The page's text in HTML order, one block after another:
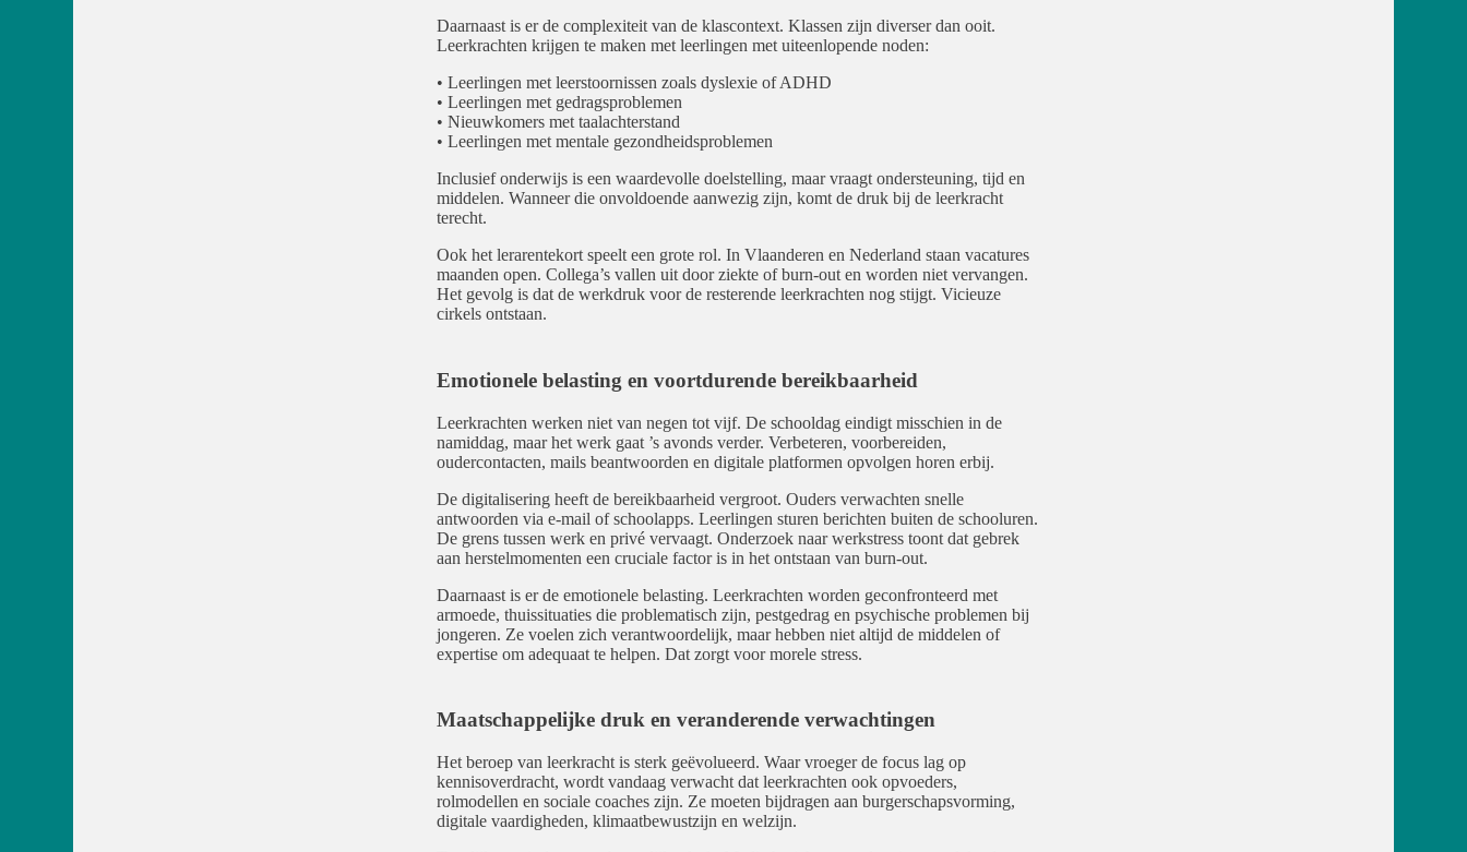
Daarnaast is er de complexiteit van de klascontext. Klassen zijn diverser dan ooit.
Leerkrachten krijgen te maken met leerlingen met uiteenlopende noden:
• Leerlingen met leerstoornissen zoals dyslexie of ADHD
• Leerlingen met gedragsproblemen
• Nieuwkomers met taalachterstand
• Leerlingen met mentale gezondheidsproblemen
Inclusief onderwijs is een waardevolle doelstelling, maar vraagt ondersteuning, tijd en
middelen. Wanneer die onvoldoende aanwezig zijn, komt de druk bij de leerkracht
terecht.
Ook het lerarentekort speelt een grote rol. In Vlaanderen en Nederland staan vacatures
maanden open. Collega’s vallen uit door ziekte of burn-out en worden niet vervangen.
Het gevolg is dat de werkdruk voor de resterende leerkrachten nog stijgt. Vicieuze
cirkels ontstaan.
Emotionele belasting en voortdurende bereikbaarheid
Leerkrachten werken niet van negen tot vijf. De schooldag eindigt misschien in de
namiddag, maar het werk gaat ’s avonds verder. Verbeteren, voorbereiden,
oudercontacten, mails beantwoorden en digitale platformen opvolgen horen erbij.
De digitalisering heeft de bereikbaarheid vergroot. Ouders verwachten snelle
antwoorden via e-mail of schoolapps. Leerlingen sturen berichten buiten de schooluren.
De grens tussen werk en privé vervaagt. Onderzoek naar werkstress toont dat gebrek
aan herstelmomenten een cruciale factor is in het ontstaan van burn-out.
Daarnaast is er de emotionele belasting. Leerkrachten worden geconfronteerd met
armoede, thuissituaties die problematisch zijn, pestgedrag en psychische problemen bij
jongeren. Ze voelen zich verantwoordelijk, maar hebben niet altijd de middelen of
expertise om adequaat te helpen. Dat zorgt voor morele stress.
Maatschappelijke druk en veranderende verwachtingen
Het beroep van leerkracht is sterk geëvolueerd. Waar vroeger de focus lag op
kennisoverdracht, wordt vandaag verwacht dat leerkrachten ook opvoeders,
rolmodellen en sociale coaches zijn. Ze moeten bijdragen aan burgerschapsvorming,
digitale vaardigheden, klimaatbewustzijn en welzijn.